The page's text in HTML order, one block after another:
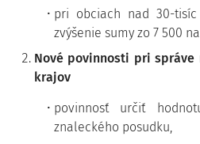
pri obciach nad 30-
zvýšenie sumy zo 7 500
Nové povinnosti pri správe
krajov
povinnosť určiť
znaleckého posudku,